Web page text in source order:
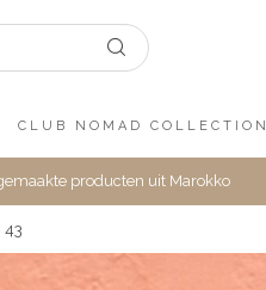
CLUB NOMAD COLLECTION
producten uit Marokko
43